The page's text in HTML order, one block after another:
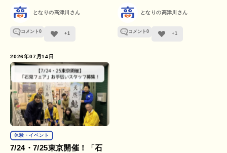
せ
となりの高津川さん
コメント 0 +1
となりの高津川さん
コメント 0 +1
2026年07月14日
体験・イベント
7/24・7/25東京開催！「石